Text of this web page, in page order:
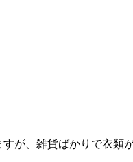
が、雑貨ばかりで衣類